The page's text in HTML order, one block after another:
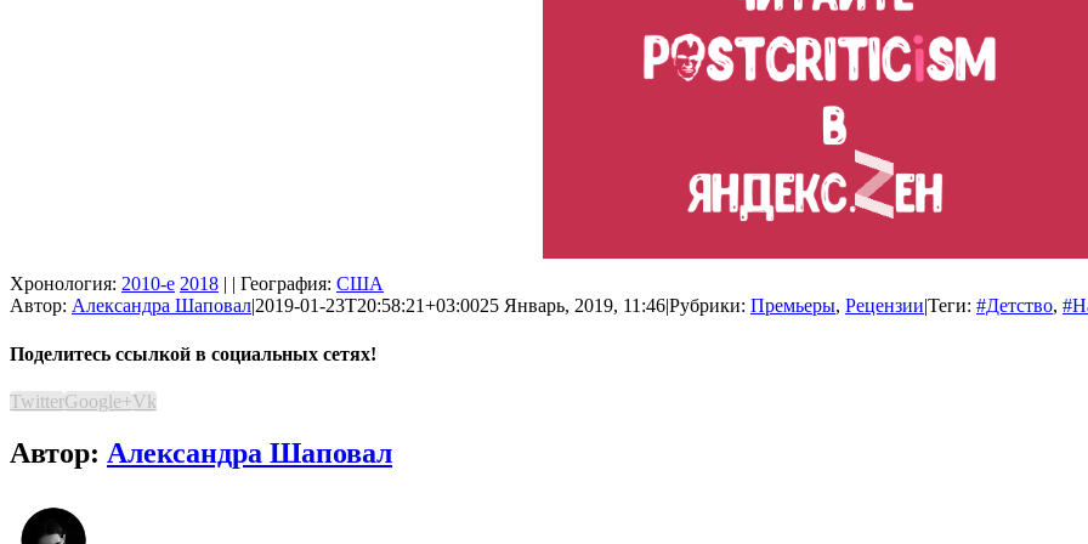
Хронология: 2010-е 2018 | | География: США
Автор: Александра Шаповал|2019-01-23T20:58:21+03:0025 Январь, 2019, 11:46|Рубрики: Премьеры, Рецензии|Теги: #Детство,
Поделитесь ссылкой в социальных сетях!
TwitterGoogle+Vk
Автор: Александра Шаповал